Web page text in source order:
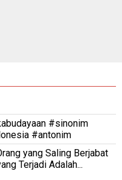
#sinonim
#antonim
yang Saling Berjabat
Terjadi Adalah...